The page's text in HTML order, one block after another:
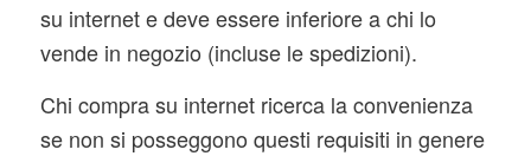
su internet e deve essere inferiore a chi lo
vende in negozio (incluse le spedizioni).
Chi compra su internet ricerca la convenienza
se non si posseggono questi requisiti in genere